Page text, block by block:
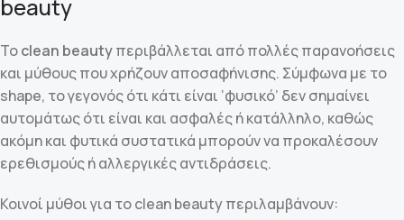
beauty
Τοclean beautyπεριβάλλεται από πολλές παρανοήσεις
και μύθους που χρήζουν αποσαφήνισης. Σύμφωνα με το
shape, το γεγονός ότι κάτι είναι ‘φυσικό’ δεν σημαίνει
αυτομάτως ότι είναι και ασφαλές ή κατάλληλο, καθώς
ακόμη και φυτικά συστατικά μπορούν να προκαλέσουν
ερεθισμούς ή αλλεργικές αντιδράσεις.
Κοινοί μύθοι για το clean beauty περιλαμβάνουν: